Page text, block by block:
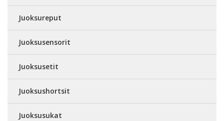
Juoksureput
Juoksusensorit
Juoksusetit
Juoksushortsit
Juoksusukat